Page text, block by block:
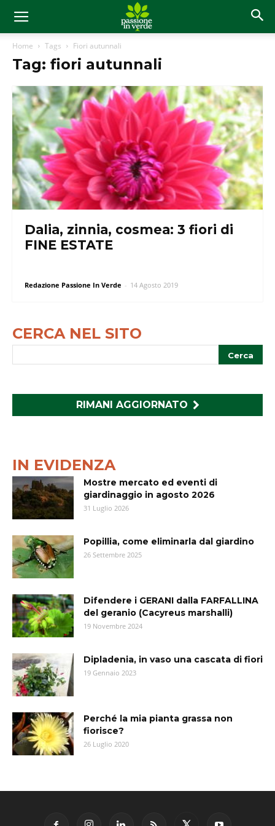
Home Tags Fiori autunnali
Tag: fiori autunnali
Dalia, zinnia, cosmea: 3 fiori di
FINE ESTATE
Redazione Passione In Verde - 14 Agosto 2019
CERCA NEL SITO
RIMANI AGGIORNATO
IN EVIDENZA
Mostre mercato ed eventi di
giardinaggio in agosto 2026
31 Luglio 2026
Popillia, come eliminarla dal giardino
26 Settembre 2025
Difendere i GERANI dalla FARFALLINA
del geranio (Cacyreus marshalli)
19 Novembre 2024
Dipladenia, in vaso una cascata di fiori
19 Gennaio 2023
Perché la mia pianta grassa non
fiorisce?
26 Luglio 2020